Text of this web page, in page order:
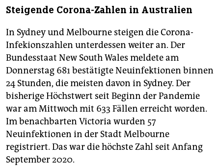
Steigende Corona-Zahlen in Australien
In Sydney und Melbourne steigen die Corona-
Infekionszahlen unterdessen weiter an. Der
Bundesstaat New South Wales meldete am
Donnerstag 681 bestätigte Neuinfektionen binnen
24 Stunden, die meisten davon in Sydney. Der
bisherige Höchstwert seit Beginn der Pandemie
war am Mittwoch mit 633 Fällen erreicht worden.
Im benachbarten Victoria wurden 57
Neuinfektionen in der Stadt Melbourne
registriert. Das war die höchste Zahl seit Anfang
September 2020.